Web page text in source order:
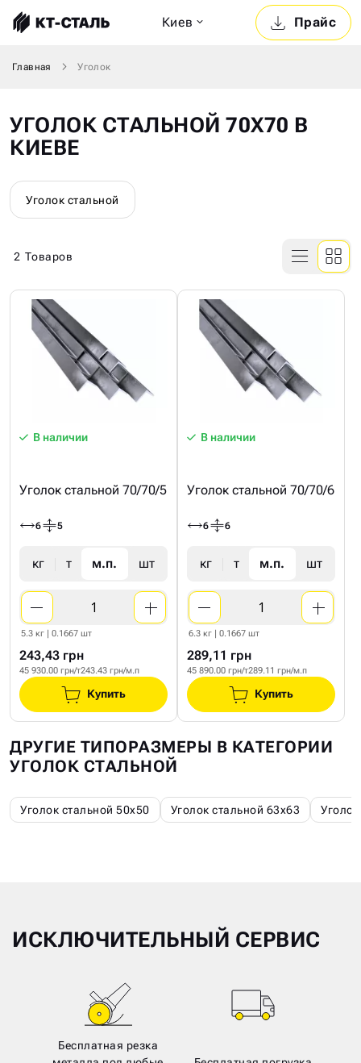
Прайс
Киев
Главная Уголок
УГОЛОК СТАЛЬНОЙ 70Х70 В
КИЕВЕ
Уголок стальной
2 Товаров
В наличии
Уголок стальной 70/70/5
6 5
кг т м.п. шт
5.3 кг | 0.1667 шт
243,43 грн
45 930.00 грн/т243.43 грн/м.п
Купить
В наличии
Уголок стальной 70/70/6
6 6
кг т м.п. шт
6.3 кг | 0.1667 шт
289,11 грн
45 890.00 грн/т289.11 грн/м.п
Купить
ДРУГИЕ ТИПОРАЗМЕРЫ В КАТЕГОРИИ
УГОЛОК СТАЛЬНОЙ
Уголок стальной 50х50 Уголок стальной 63х63
ИСКЛЮЧИТЕЛЬНЫЙ СЕРВИС
Бесплатная резка